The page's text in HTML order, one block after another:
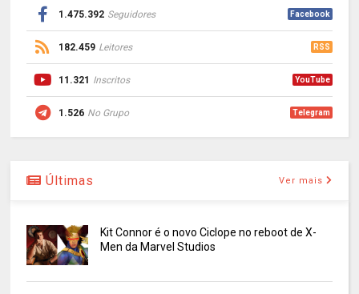
1.475.392 Seguidores Facebook
182.459 Leitores RSS
11.321 Inscritos YouTube
1.526 No Grupo Telegram
Últimas Ver mais
Kit Connor é o novo Ciclope no reboot de X-
Men da Marvel Studios